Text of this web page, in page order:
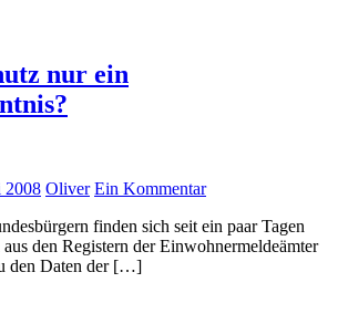
nur ein
2008 Oliver Ein Kommentar
finden sich seit ein paar Tagen
den Registern der Einwohnermeldeämter
den Daten der […]